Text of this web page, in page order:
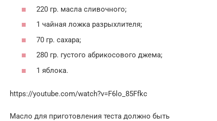
220 гр. масла сливочного;
1 чайная ложка разрыхлителя;
70 гр. сахара;
280 гр. густого абрикосового джема;
1 яблока.
https://youtube.com/watch?v=F6lo_85Ffkc
Масло для приготовления теста должно быть